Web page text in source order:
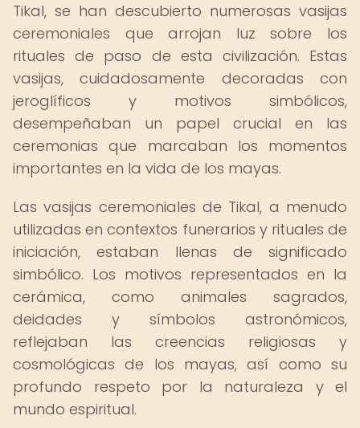
Tikal, se han descubierto numerosas vasijas
ceremoniales que arrojan luz sobre los
rituales de paso de esta civilización. Estas
vasijas, cuidadosamente decoradas con
jeroglíficos y motivos simbólicos,
desempeñaban un papel crucial en las
ceremonias que marcaban los momentos
importantes en la vida de los mayas.
Las vasijas ceremoniales de Tikal, a menudo
utilizadas en contextos funerarios y rituales de
iniciación, estaban llenas de significado
simbólico. Los motivos representados en la
cerámica, como animales sagrados,
deidades y símbolos astronómicos,
reflejaban las creencias religiosas y
cosmológicas de los mayas, así como su
profundo respeto por la naturaleza y el
mundo espiritual.